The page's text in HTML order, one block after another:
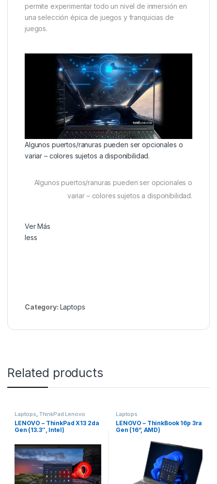
permite experimentar todo un nivel de inmersión en
una selección épica de juegos y franquicias de
juegos.
Algunos puertos/ranuras pueden ser opcionales o
variar – colores sujetos a disponibilidad.
Algunos puertos/ranuras pueden ser opcionales o
variar – colores sujetos a disponibilidad.
Ver Más
less
Category: Laptops
Related products
Laptops ThinkPad Lenovo
Corporativo
LENOVO – ThinkPad X13 2da
Gen (13.3″, Intel)
Laptops
LENOVO – ThinkBook 16p 3ra
Gen (16”, AMD)